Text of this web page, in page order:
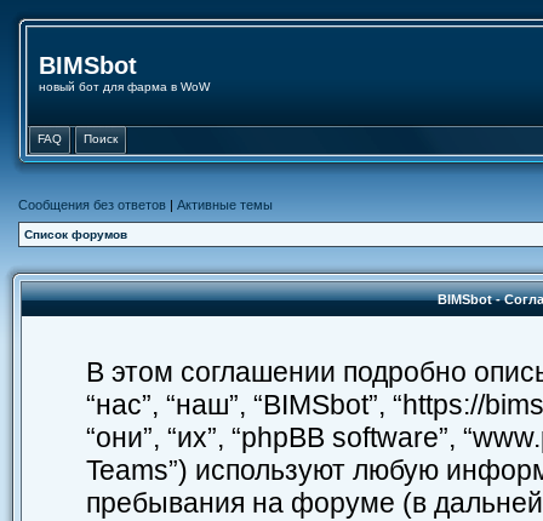
BIMSbot
новый бот для фарма в WoW
FAQ Поиск
Сообщения без ответов | Активные темы
Список форумов
BIMSbot -
В этом соглашении подробно
“нас”, “наш”, “BIMSbot”, “https://
“они”, “их”, “phpBB software”,
Teams”) используют любую
пребывания на форуме (в